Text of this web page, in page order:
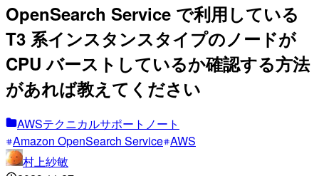
OpenSearch Service で利用している
T3 系インスタンスタイプのノードが
CPU バーストしているか確認する方法
があれば教えてください
AWSテクニカルサポートノート
Amazon OpenSearch Service AWS
村上紗敏